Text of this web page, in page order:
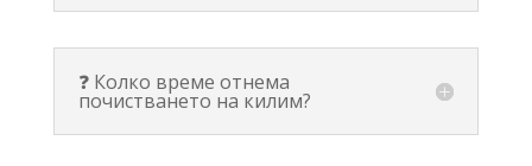
❓ Колко време отнема
почистването на килим?